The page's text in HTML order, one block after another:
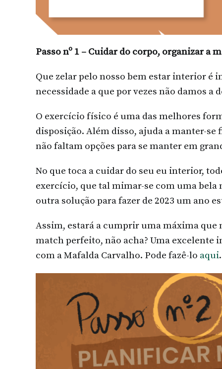
Passo nº 1 – Cuidar do corpo, organizar a
Que zelar pelo nosso bem estar interior é
necessidade a que por vezes não damos a
O exercício físico é uma das melhores
disposição. Além disso, ajuda a manter-
não faltam opções para se manter em
No que toca a cuidar do seu eu interior,
exercício, que tal mimar-se com uma bela
outra solução para fazer de 2023 um ano
Assim, estará a cumprir uma máxima que
match perfeito, não acha? Uma excelente
com a Mafalda Carvalho. Pode fazê-lo aqui.